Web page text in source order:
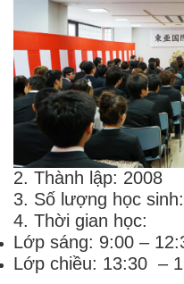
2. Thành lập: 2008
3. Số lượng học
4. Thời gian học:
Lớp sáng: 9:00 –
Lớp chiều: 13:30 –